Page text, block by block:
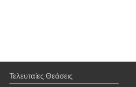
Τελευταίες Θεάσεις